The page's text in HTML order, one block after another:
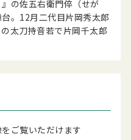
の佐五右衛門倅（せが
。12月二代目片岡秀太郎
太刀持音若で片岡千太郎
ご覧いただけます